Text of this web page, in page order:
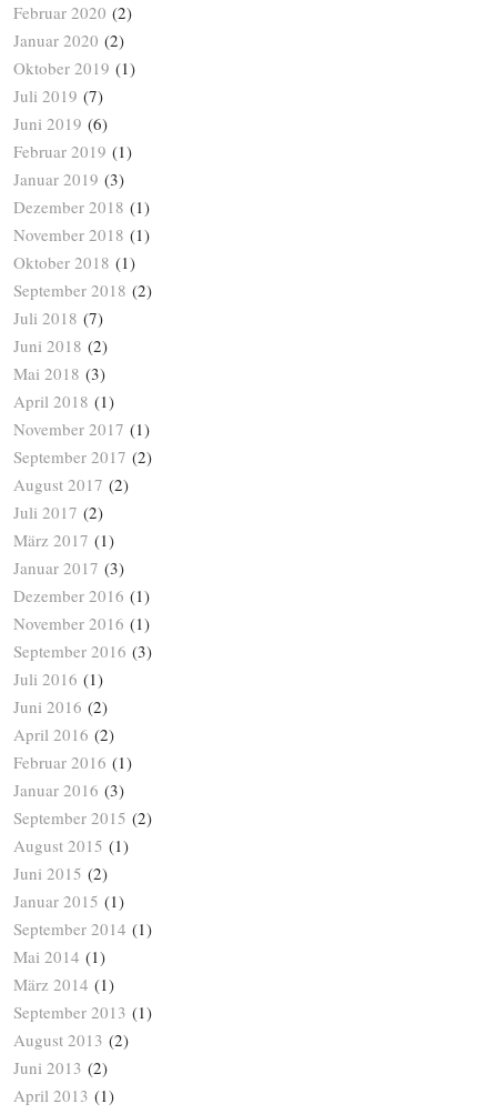
Februar 2020 (2)
Januar 2020 (2)
Oktober 2019 (1)
Juli 2019 (7)
Juni 2019 (6)
Februar 2019 (1)
Januar 2019 (3)
Dezember 2018 (1)
November 2018 (1)
Oktober 2018 (1)
September 2018 (2)
Juli 2018 (7)
Juni 2018 (2)
Mai 2018 (3)
April 2018 (1)
November 2017 (1)
September 2017 (2)
August 2017 (2)
Juli 2017 (2)
März 2017 (1)
Januar 2017 (3)
Dezember 2016 (1)
November 2016 (1)
September 2016 (3)
Juli 2016 (1)
Juni 2016 (2)
April 2016 (2)
Februar 2016 (1)
Januar 2016 (3)
September 2015 (2)
August 2015 (1)
Juni 2015 (2)
Januar 2015 (1)
September 2014 (1)
Mai 2014 (1)
März 2014 (1)
September 2013 (1)
August 2013 (2)
Juni 2013 (2)
April 2013 (1)